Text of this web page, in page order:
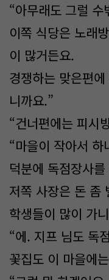
“아무래도 그럴 수
이쪽 식당은 노래
이 많거든요.
경쟁하는 맞은편
니까요.”
“건너편에는 피시
“마을이 작아서 하
덕분에 독점장사
저쪽 사장은 돈 좀
학생들이 많이 가
“에. 지프 님도 독
꽃집도 이 마을에